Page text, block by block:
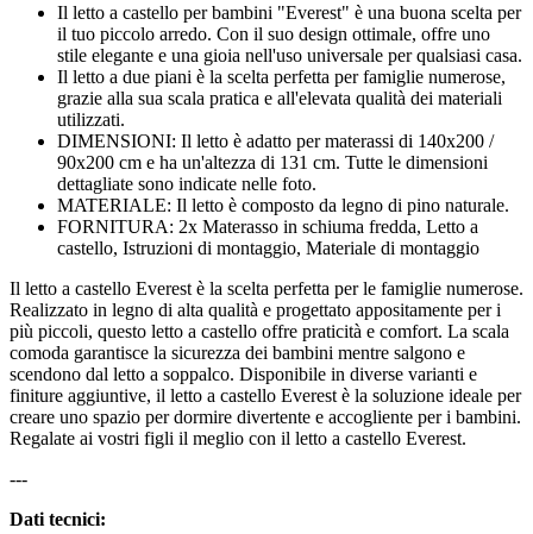
Il letto a castello per bambini "Everest" è una buona scelta per
il tuo piccolo arredo. Con il suo design ottimale, offre uno
stile elegante e una gioia nell'uso universale per qualsiasi casa.
Il letto a due piani è la scelta perfetta per famiglie numerose,
grazie alla sua scala pratica e all'elevata qualità dei materiali
utilizzati.
DIMENSIONI: Il letto è adatto per materassi di 140x200 /
90x200 cm e ha un'altezza di 131 cm. Tutte le dimensioni
dettagliate sono indicate nelle foto.
MATERIALE: Il letto è composto da legno di pino naturale.
FORNITURA: 2x Materasso in schiuma fredda, Letto a
castello, Istruzioni di montaggio, Materiale di montaggio
Il letto a castello Everest è la scelta perfetta per le famiglie numerose.
Realizzato in legno di alta qualità e progettato appositamente per i
più piccoli, questo letto a castello offre praticità e comfort. La scala
comoda garantisce la sicurezza dei bambini mentre salgono e
scendono dal letto a soppalco. Disponibile in diverse varianti e
finiture aggiuntive, il letto a castello Everest è la soluzione ideale per
creare uno spazio per dormire divertente e accogliente per i bambini.
Regalate ai vostri figli il meglio con il letto a castello Everest.
---
Dati tecnici: